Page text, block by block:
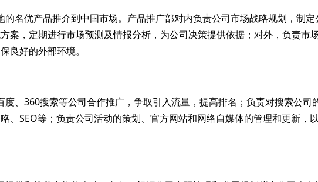
名优产品推介到中国市场。产品推广部对内负责公司市场战略规划，制
案，定期进行市场预测及情报分析，为公司决策提供依据；对外，负责市
良好的外部环境。
、360搜索等公司合作推广，争取引入流量，提高排名；负责对搜索公司
、SEO等；负责公司活动的策划、官方网站和网络自媒体的管理和更新，